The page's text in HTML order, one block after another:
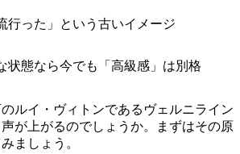
行った」という古いイメージ
状態なら今でも「高級感」は別格
ルイ・ヴィトンであるヴェルニライン
が上がるのでしょうか。まずはその原
ましょう。